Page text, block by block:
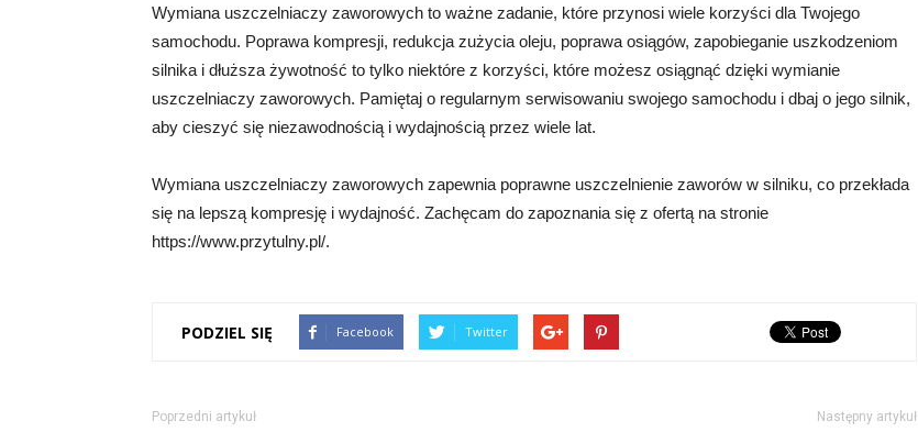
Wymiana uszczelniaczy zaworowych to ważne zadanie, które przynosi wiele korzyści dla Twojego
samochodu. Poprawa kompresji, redukcja zużycia oleju, poprawa osiągów, zapobieganie uszkodzeniom
silnika i dłuższa żywotność to tylko niektóre z korzyści, które możesz osiągnąć dzięki wymianie
uszczelniaczy zaworowych. Pamiętaj o regularnym serwisowaniu swojego samochodu i dbaj o jego silnik,
aby cieszyć się niezawodnością i wydajnością przez wiele lat.
Wymiana uszczelniaczy zaworowych zapewnia poprawne uszczelnienie zaworów w silniku, co przekłada
się na lepszą kompresję i wydajność. Zachęcam do zapoznania się z ofertą na stronie
https://www.przytulny.pl/.
PODZIEL SIĘ Facebook Twitter
Poprzedni artykuł Następny artykuł